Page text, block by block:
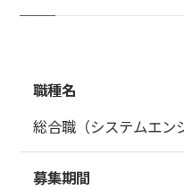
民間企業ソリューション
Navinity販売
職種名
総合職（システムエン
募集期間